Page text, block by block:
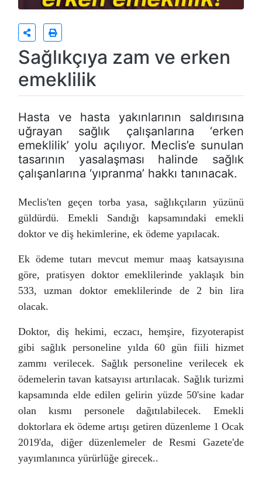
Sağlıkçıya zam ve erken
emeklilik
Hasta ve hasta yakınlarının saldırısına
uğrayan sağlık çalışanlarına ‘erken
emeklilik’ yolu açılıyor. Meclis’e sunulan
tasarının yasalaşması halinde sağlık
çalışanlarına ‘yıpranma’ hakkı tanınacak.
Meclis'ten geçen torba yasa, sağlıkçıların yüzünü
güldürdü. Emekli Sandığı kapsamındaki emekli
doktor ve diş hekimlerine, ek ödeme yapılacak.
Ek ödeme tutarı mevcut memur maaş katsayısına
göre, pratisyen doktor emeklilerinde yaklaşık bin
533, uzman doktor emeklilerinde de 2 bin lira
olacak.
Doktor, diş hekimi, eczacı, hemşire, fizyoterapist
gibi sağlık personeline yılda 60 gün fiili hizmet
zammı verilecek. Sağlık personeline verilecek ek
ödemelerin tavan katsayısı artırılacak. Sağlık turizmi
kapsamında elde edilen gelirin yüzde 50'sine kadar
olan kısmı personele dağıtılabilecek. Emekli
doktorlara ek ödeme artışı getiren düzenleme 1 Ocak
2019'da, diğer düzenlemeler de Resmi Gazete'de
yayımlanınca yürürlüğe girecek..